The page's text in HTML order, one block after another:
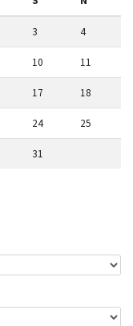
3 4
10 11
17 18
24 25
31